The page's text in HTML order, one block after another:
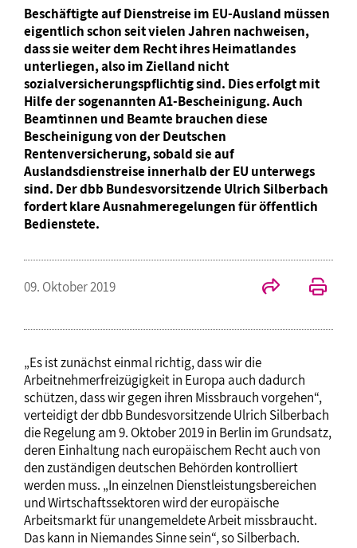
Beschäftigte auf Dienstreise im EU-Ausland müssen
eigentlich schon seit vielen Jahren nachweisen,
dass sie weiter dem Recht ihres Heimatlandes
unterliegen, also im Zielland nicht
sozialversicherungspflichtig sind. Dies erfolgt mit
Hilfe der sogenannten A1-Bescheinigung. Auch
Beamtinnen und Beamte brauchen diese
Bescheinigung von der Deutschen
Rentenversicherung, sobald sie auf
Auslandsdienstreise innerhalb der EU unterwegs
sind. Der dbb Bundesvorsitzende Ulrich Silberbach
fordert klare Ausnahmeregelungen für öffentlich
Bedienstete.
09. Oktober 2019
„Es ist zunächst einmal richtig, dass wir die
Arbeitnehmerfreizügigkeit in Europa auch dadurch
schützen, dass wir gegen ihren Missbrauch vorgehen“,
verteidigt der dbb Bundesvorsitzende Ulrich Silberbach
die Regelung am 9. Oktober 2019 in Berlin im Grundsatz,
deren Einhaltung nach europäischem Recht auch von
den zuständigen deutschen Behörden kontrolliert
werden muss. „In einzelnen Dienstleistungsbereichen
und Wirtschaftssektoren wird der europäische
Arbeitsmarkt für unangemeldete Arbeit missbraucht.
Das kann in Niemandes Sinne sein“, so Silberbach.